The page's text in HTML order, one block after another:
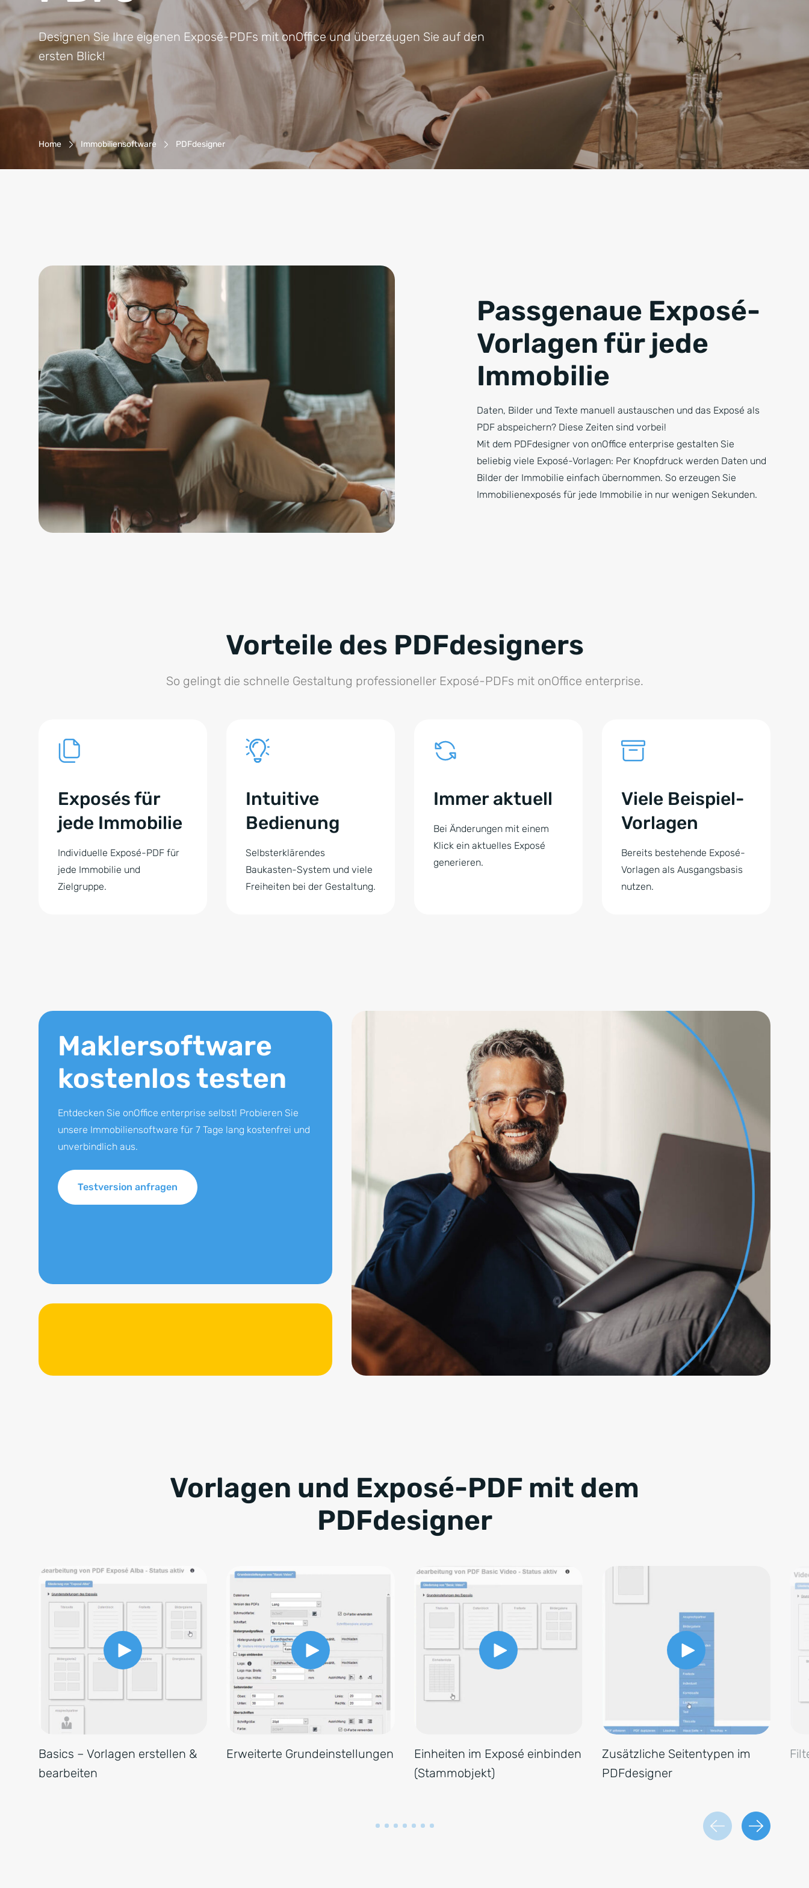
Designen Sie Ihre eigenen Exposé-PDFs mit onOffice und überzeugen Sie auf den
ersten Blick!
Breadcrumb-Navigation
Home Immobiliensoftware PDFdesigner
Passgenaue Exposé-
Vorlagen für jede
Immobilie
Daten, Bilder und Texte manuell austauschen und das Exposé als
PDF abspeichern? Diese Zeiten sind vorbei!
Mit dem PDFdesigner von onOffice enterprise gestalten Sie
beliebig viele Exposé-Vorlagen: Per Knopfdruck werden Daten und
Bilder der Immobilie einfach übernommen. So erzeugen Sie
Immobilienexposés für jede Immobilie in nur wenigen Sekunden.
Vorteile des PDFdesigners
So gelingt die schnelle Gestaltung professioneller Exposé-PDFs mit onOffice enterprise.
Exposés für
jede Immobilie
Individuelle Exposé-PDF für
jede Immobilie und
Zielgruppe.
Intuitive
Bedienung
Selbsterklärendes
Baukasten-System und viele
Freiheiten bei der Gestaltung.
Immer aktuell
Bei Änderungen mit einem
Klick ein aktuelles Exposé
generieren.
Viele Beispiel-
Vorlagen
Bereits bestehende Exposé-
Vorlagen als Ausgangsbasis
nutzen.
Maklersoftware
kostenlos testen
Entdecken Sie onOffice enterprise selbst! Probieren Sie
unsere Immobiliensoftware für 7 Tage lang kostenfrei und
unverbindlich aus.
Testversion anfragen
Vorlagen und Exposé-PDF mit dem
PDFdesigner
Basics – Vorlagen erstellen &
bearbeiten
Erweiterte Grundeinstellungen
Einheiten im Exposé einbinden
(Stammobjekt)
Zusätzliche Seitentypen im
PDFdesigner